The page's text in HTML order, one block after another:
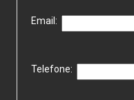
Email:
Telefone: